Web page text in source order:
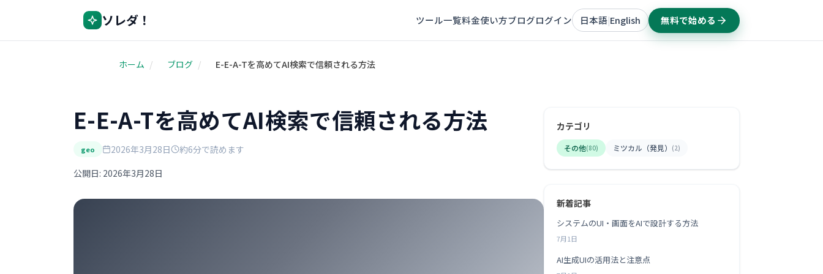
ソレダ！ ツール一覧料金使い方ブログログイン 日本語|English 無料で始める
ホーム / ブログ / E-E-A-Tを高めてAI検索で信頼される方法
E-E-A-Tを高めてAI検索で信頼される方法
geo 2026年3月28日
約6分で読めます
公開日: 2026年3月28日
カテゴリ
その他(80) ミツカル（発見） (2)
新着記事
システムのUI・画面をAIで設計する方法
7月1日
AI生成UIの活用法と注意点